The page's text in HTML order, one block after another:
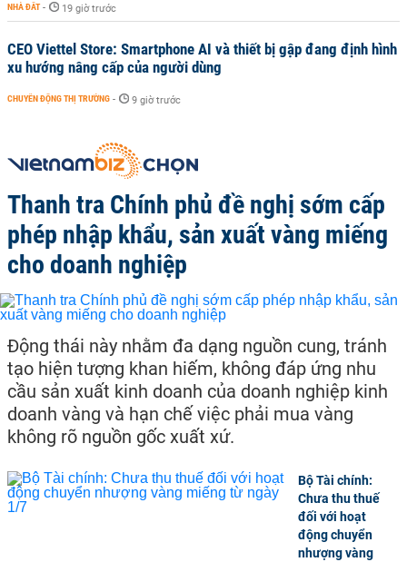
NHÀ ĐẤT - 19 giờ trước
CEO Viettel Store: Smartphone AI và thiết bị gập đang định hình
xu hướng nâng cấp của người dùng
CHUYỂN ĐỘNG THỊ TRƯỜNG - 9 giờ trước
Thanh tra Chính phủ đề nghị sớm cấp
phép nhập khẩu, sản xuất vàng miếng
cho doanh nghiệp
Động thái này nhằm đa dạng nguồn cung, tránh
tạo hiện tượng khan hiếm, không đáp ứng nhu
cầu sản xuất kinh doanh của doanh nghiệp kinh
doanh vàng và hạn chế việc phải mua vàng
không rõ nguồn gốc xuất xứ.
Bộ Tài chính:
Chưa thu thuế
đối với hoạt
động chuyển
nhượng vàng